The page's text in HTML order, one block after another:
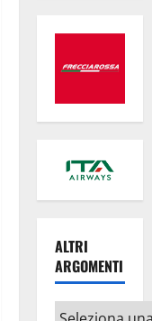
ALTRI
ARGOMENTI
Altri